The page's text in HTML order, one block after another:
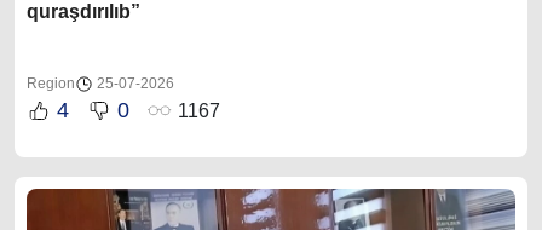
quraşdırılıb”
Region 25-07-2026
4 0 1167